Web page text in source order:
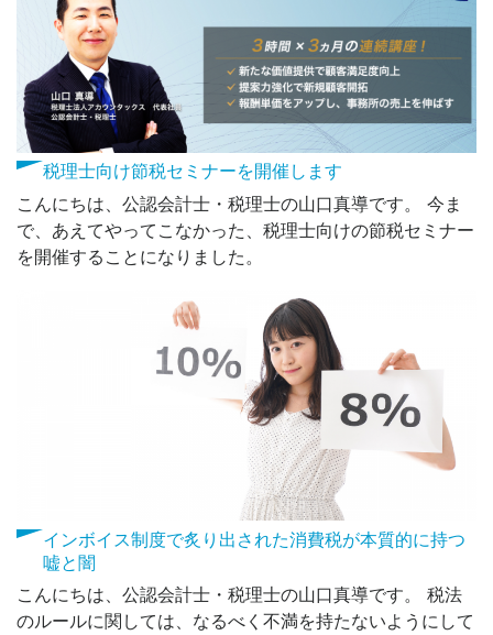
税理士向け節税セミナーを開催します
こんにちは、公認会計士・税理士の山口真導です。 今ま
で、あえてやってこなかった、税理士向けの節税セミナー
を開催することになりました。
インボイス制度で炙り出された消費税が本質的に持つ
嘘と闇
こんにちは、公認会計士・税理士の山口真導です。 税法
のルールに関しては、なるべく不満を持たないようにして